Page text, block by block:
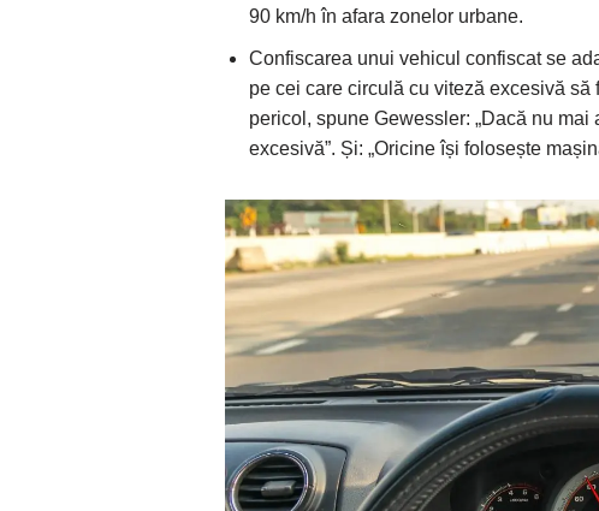
90 km/h în afara zonelor urbane.
Confiscarea unui vehicul confiscat se
pe cei care circulă cu viteză excesivă
pericol, spune Gewessler: „Dacă nu
excesivă”. Și: „Oricine își folosește